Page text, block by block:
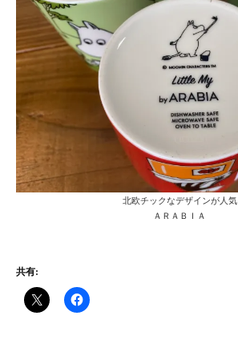
北欧チックなデザインが人気
ＡＲＡＢＩＡ
共有: